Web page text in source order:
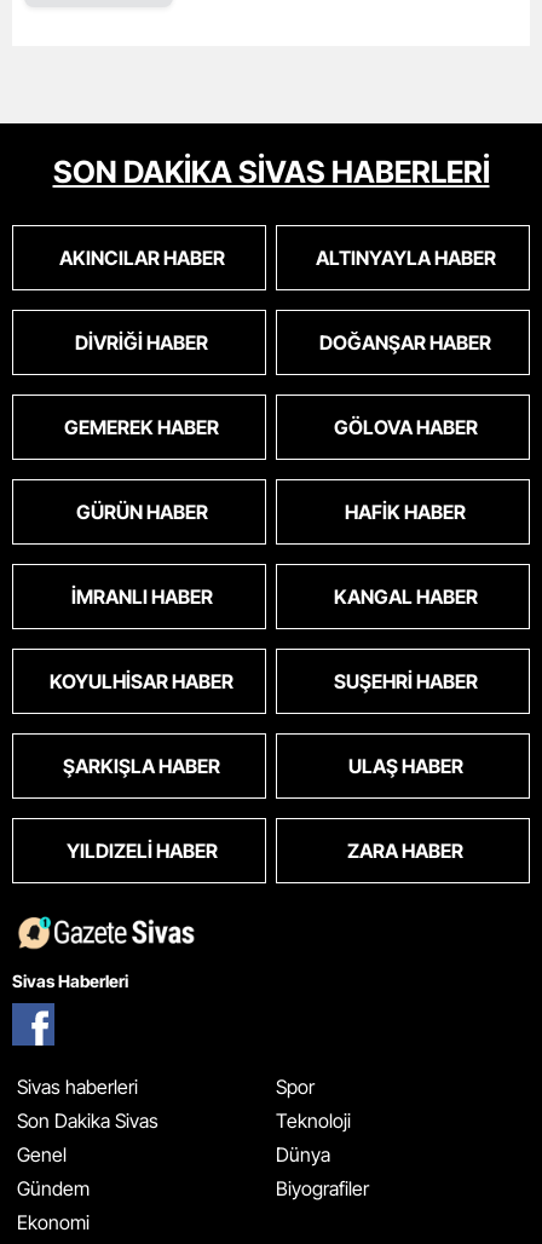
SON DAKİKA SİVAS HABERLERİ
AKINCILAR HABER ALTINYAYLA HABER
DIVRIĞI HABER DOĞANŞAR HABER
GEMEREK HABER GÖLOVA HABER
GÜRÜN HABER HAFIK HABER
İMRANLI HABER KANGAL HABER
KOYULHISAR HABER SUŞEHRI HABER
ŞARKIŞLA HABER ULAŞ HABER
YILDIZELI HABER ZARA HABER
Sivas Haberleri
Sivas haberleri
Son Dakika Sivas
Genel
Gündem
Ekonomi
Spor
Teknoloji
Dünya
Biyografiler